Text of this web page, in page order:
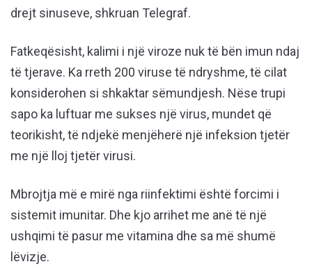
drejt sinuseve, shkruan Telegraf.
Fatkeqësisht, kalimi i një viroze nuk të bën imun ndaj
të tjerave. Ka rreth 200 viruse të ndryshme, të cilat
konsiderohen si shkaktar sëmundjesh. Nëse trupi
sapo ka luftuar me sukses një virus, mundet që
teorikisht, të ndjekë menjëherë një infeksion tjetër
me një lloj tjetër virusi.
Mbrojtja më e mirë nga riinfektimi është forcimi i
sistemit imunitar. Dhe kjo arrihet me anë të një
ushqimi të pasur me vitamina dhe sa më shumë
lëvizje.